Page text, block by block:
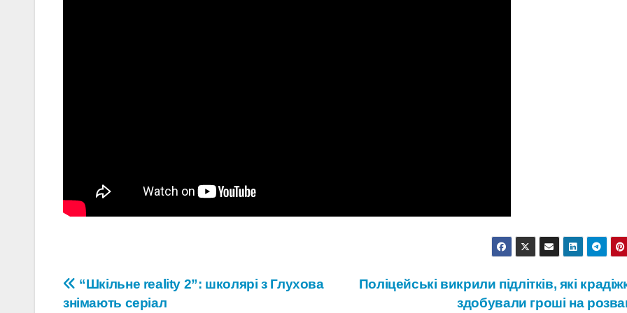
Навігація
Поліцейські викрили підлітків, які
здобували гроші на
“Шкільне reality 2”: школярі з Глухова
знімають серіал